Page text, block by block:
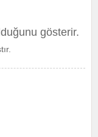
gösterir.